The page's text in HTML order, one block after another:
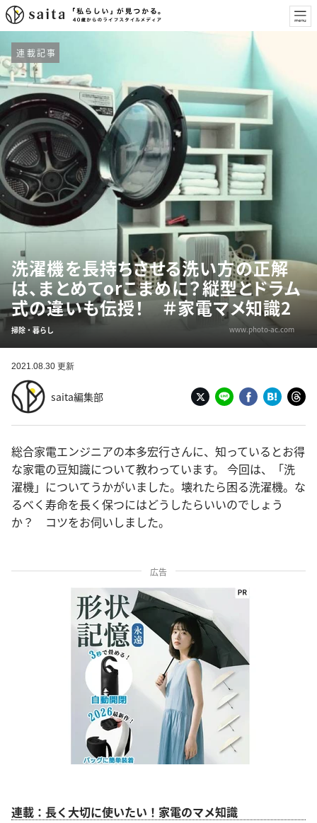
連載記事
洗濯機を長持ちさせる洗い方の正解
は、まとめてorこまめに？縦型とドラム
式の違いも伝授！ ＃家電マメ知識2
掃除・暮らし www.photo-ac.com
2021.08.30 更新
saita編集部
総合家電エンジニアの本多宏行さんに、知っているとお得
な家電の豆知識について教わっています。 今回は、「洗
濯機」についてうかがいました。壊れたら困る洗濯機。な
るべく寿命を長く保つにはどうしたらいいのでしょう
か？ コツをお伺いしました。
広告
連載：長く大切に使いたい！家電のマメ知識